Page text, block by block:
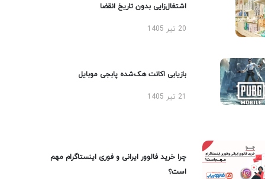
اشتغال‌زایی بدون تاریخ انقضا
20 تیر 1405
بازیابی اکانت هک‌شده پابجی موبایل
چرا خرید فالوور ایرانی و فوری اینستاگرام مهم
است؟